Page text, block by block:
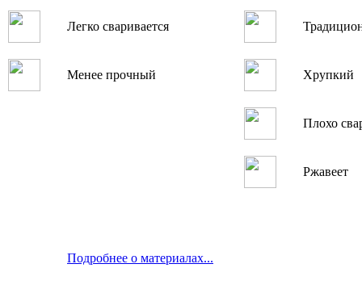
Легко сваривается
Менее прочный Хрупкий
Плохо
Ржавеет
Подробнее о материалах...